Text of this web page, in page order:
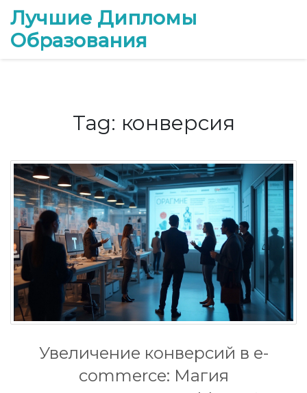
Лучшие Дипломы
Образования
Tag: конверсия
Увеличение конверсий в e-
commerce: Магия